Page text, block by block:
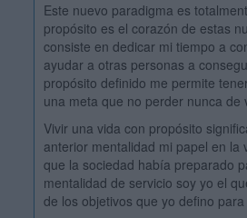
Este nuevo paradigma es
propósito es el corazón de estas
consiste en dedicar mi tiempo a
ayudar a otras personas a
propósito definido me permite
una meta que no perder nunca de
Vivir una vida con propósito
anterior mentalidad mi papel en
que la sociedad había preparado
mentalidad de servicio soy yo el
de los objetivos que yo defino